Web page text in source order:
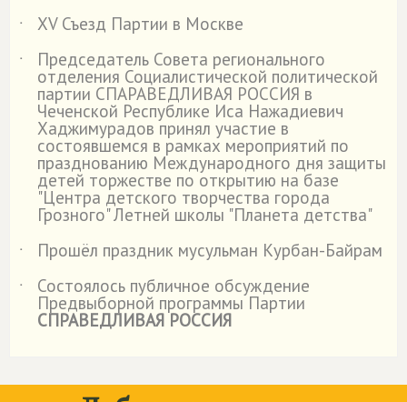
˙
XV Съезд Партии в Москве
˙
Председатель Совета регионального
отделения Социалистической политической
партии СПАРАВЕДЛИВАЯ РОССИЯ в
Чеченской Республике Иса Нажадиевич
Хаджимурадов принял участие в
состоявшемся в рамках мероприятий по
празднованию Международного дня защиты
детей торжестве по открытию на базе
"Центра детского творчества города
Грозного" Летней школы "Планета детства"
˙
Прошёл праздник мусульман Курбан-Байрам
˙
Состоялось публичное обсуждение
Предвыборной программы Партии
СПРАВЕДЛИВАЯ РОССИЯ